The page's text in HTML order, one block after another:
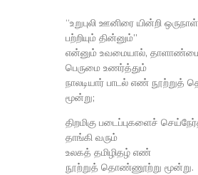
“உறுபுலி ஊனிரை யின்றி
பற்றியும் தின்னும்”
என்னும் உவமையால்,
பெருமை உணர்த்தும்
நாலடியார் பாடல் எண்
மூன்று;
திறமிகு படைப்புகளைச்
தாங்கி வரும்
உலகத் தமிழிதழ் எண்
நூற்றுத் தொண்ணூற்று மூன்று.